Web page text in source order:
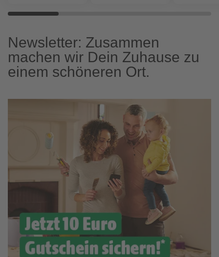
Newsletter: Zusammen
machen wir Dein Zuhause zu
einem schöneren Ort.